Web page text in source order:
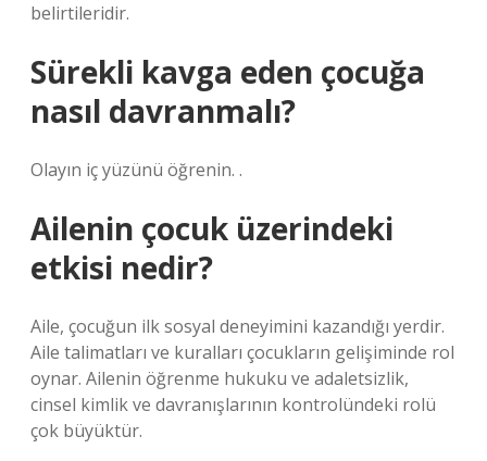
belirtileridir.
Sürekli kavga eden çocuğa
nasıl davranmalı?
Olayın iç yüzünü öğrenin. .
Ailenin çocuk üzerindeki
etkisi nedir?
Aile, çocuğun ilk sosyal deneyimini kazandığı yerdir.
Aile talimatları ve kuralları çocukların gelişiminde rol
oynar. Ailenin öğrenme hukuku ve adaletsizlik,
cinsel kimlik ve davranışlarının kontrolündeki rolü
çok büyüktür.